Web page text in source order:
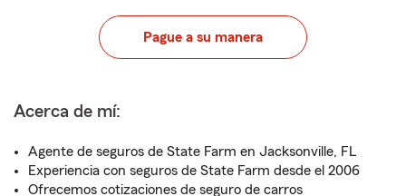
Pague a su manera
Acerca de mí:
Agente de seguros de State Farm en Jacksonville, FL
Experiencia con seguros de State Farm desde el 2006
Ofrecemos cotizaciones de seguro de carros